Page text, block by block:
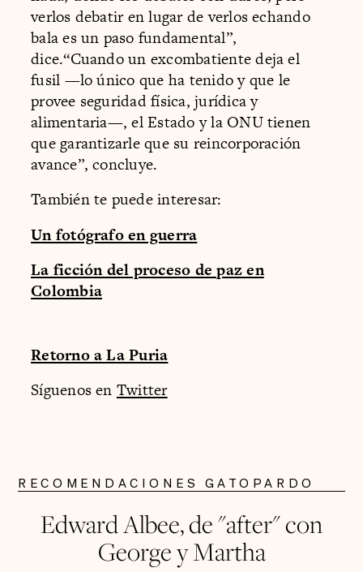
verlos debatir en lugar de verlos echando
bala es un paso fundamental”,
dice.“Cuando un excombatiente deja el
fusil —lo único que ha tenido y que le
provee seguridad física, jurídica y
alimentaria—, el Estado y la ONU tienen
que garantizarle que su reincorporación
avance”, concluye.
También te puede interesar:
Un fotógrafo en guerra
La ficción del proceso de paz en
Colombia
Retorno a La Puria
Síguenos en Twitter
RECOMENDACIONES GATOPARDO
Edward Albee, de "after" con
George y Martha